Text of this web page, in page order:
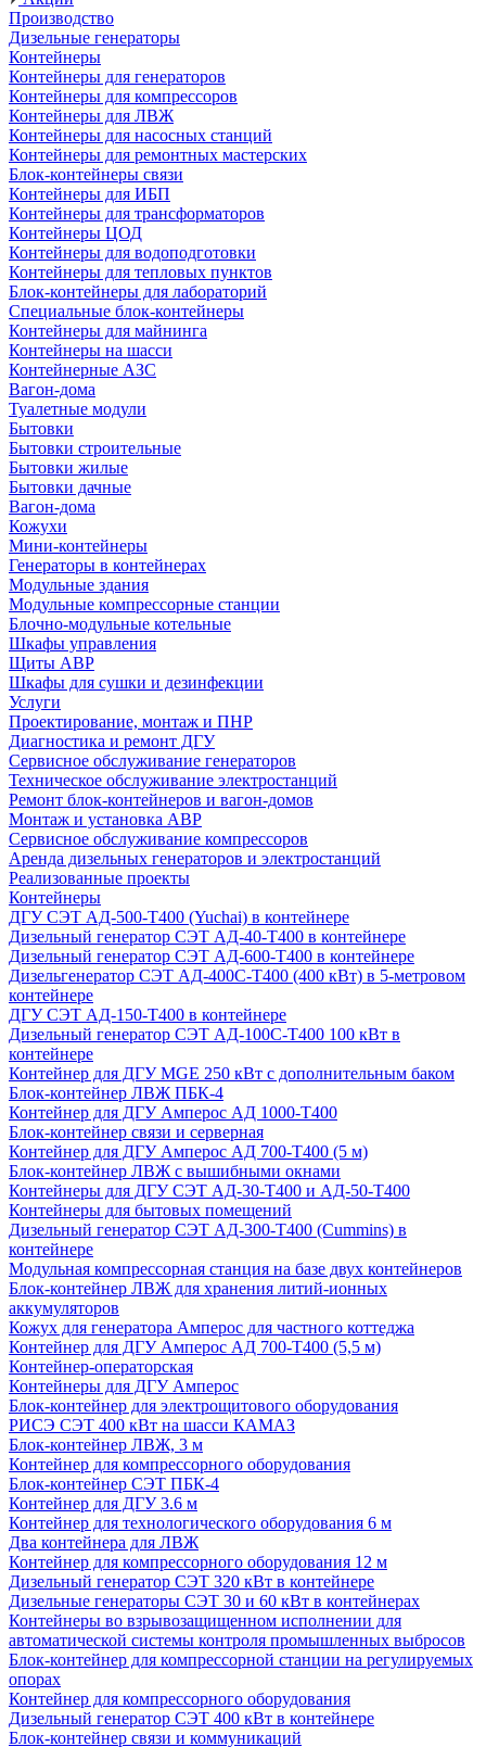
Производство
Дизельные генераторы
Контейнеры
Контейнеры для генераторов
Контейнеры для компрессоров
Контейнеры для ЛВЖ
Контейнеры для насосных станций
Контейнеры для ремонтных мастерских
Блок-контейнеры связи
Контейнеры для ИБП
Контейнеры для трансформаторов
Контейнеры ЦОД
Контейнеры для водоподготовки
Контейнеры для тепловых пунктов
Блок-контейнеры для лабораторий
Специальные блок-контейнеры
Контейнеры для майнинга
Контейнеры на шасси
Контейнерные АЗС
Вагон-дома
Туалетные модули
Бытовки
Бытовки строительные
Бытовки жилые
Бытовки дачные
Вагон-дома
Кожухи
Мини-контейнеры
Генераторы в контейнерах
Модульные здания
Модульные компрессорные станции
Блочно-модульные котельные
Шкафы управления
Щиты АВР
Шкафы для сушки и дезинфекции
Услуги
Проектирование, монтаж и ПНР
Диагностика и ремонт ДГУ
Сервисное обслуживание генераторов
Техническое обслуживание электростанций
Ремонт блок-контейнеров и вагон-домов
Монтаж и установка АВР
Сервисное обслуживание компрессоров
Аренда дизельных генераторов и электростанций
Реализованные проекты
Контейнеры
ДГУ СЭТ АД-500-Т400 (Yuchai) в контейнере
Дизельный генератор СЭТ АД-40-Т400 в контейнере
Дизельный генератор СЭТ АД-600-Т400 в контейнере
Дизельгенератор СЭТ АД-400С-Т400 (400 кВт) в 5-метровом
контейнере
ДГУ СЭТ АД-150-Т400 в контейнере
Дизельный генератор СЭТ АД-100С-Т400 100 кВт в
контейнере
Контейнер для ДГУ MGE 250 кВт с дополнительным баком
Блок-контейнер ЛВЖ ПБК-4
Контейнер для ДГУ Амперос АД 1000-Т400
Блок-контейнер связи и серверная
Контейнер для ДГУ Амперос АД 700-Т400 (5 м)
Блок-контейнер ЛВЖ с вышибными окнами
Контейнеры для ДГУ СЭТ АД-30-Т400 и АД-50-Т400
Контейнеры для бытовых помещений
Дизельный генератор СЭТ АД-300-Т400 (Cummins) в
контейнере
Модульная компрессорная станция на базе двух контейнеров
Блок-контейнер ЛВЖ для хранения литий-ионных
аккумуляторов
Кожух для генератора Амперос для частного коттеджа
Контейнер для ДГУ Амперос АД 700-Т400 (5,5 м)
Контейнер-операторская
Контейнеры для ДГУ Амперос
Блок-контейнер для электрощитового оборудования
РИСЭ СЭТ 400 кВт на шасси КАМАЗ
Блок-контейнер ЛВЖ, 3 м
Контейнер для компрессорного оборудования
Блок-контейнер СЭТ ПБК-4
Контейнер для ДГУ 3.6 м
Контейнер для технологического оборудования 6 м
Два контейнера для ЛВЖ
Контейнер для компрессорного оборудования 12 м
Дизельный генератор СЭТ 320 кВт в контейнере
Дизельные генераторы СЭТ 30 и 60 кВт в контейнерах
Контейнеры во взрывозащищенном исполнении для
автоматической системы контроля промышленных выбросов
Блок-контейнер для компрессорной станции на регулируемых
опорах
Контейнер для компрессорного оборудования
Дизельный генератор СЭТ 400 кВт в контейнере
Блок-контейнер связи и коммуникаций